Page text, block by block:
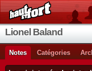
Lionel Baland
Notes Catégories